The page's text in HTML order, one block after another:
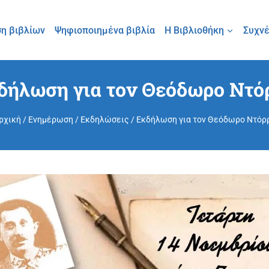
βιβλίων Ψηφιοποιημένα βιβλία Η Βιβλιοθήκη
για τον Θεόδωρο
/ Ενημέρωση / Εκδηλώσεις / Εκδήλωση για τον Θεόδωρο